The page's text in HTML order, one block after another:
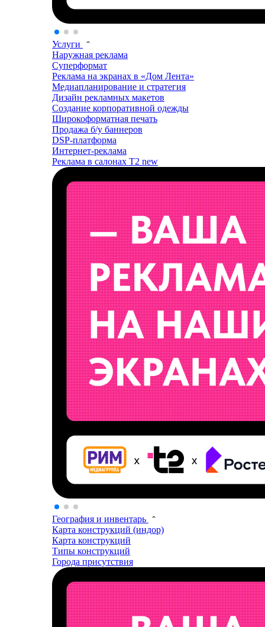
Услуги
Наружная реклама
Суперформат
Реклама на экранах в «Дом Лента»
Медиапланирование и стратегия
Дизайн рекламных макетов
Создание корпоративной одежды
Широкоформатная печать
Продажа б/у баннеров
DSP-платформа
Интернет-реклама
Реклама в салонах T2 new
География и инвентарь
Карта конструкций (индор)
Карта конструкций
Типы конструкций
Города присутствия